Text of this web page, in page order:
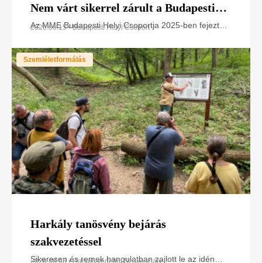
Nem várt sikerrel zárult a Budapesti
Helyi Csoport 1. Élővilág Napja a
Az MME Budapesti Helyi Csoportja 2025-ben fejezte
Budapest XVI. kerületében, a Naplás-tó
2026.06.15 • Budapesti Helyi Csoport
Szemléletformálás
Harkály tanösvény bejárás
szakvezetéssel
Sikeresen és remek hangulatban zajlott le az idén